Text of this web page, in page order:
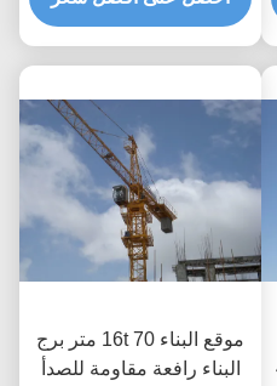
موقع البناء 16t 70 متر برج
البناء رافعة مقاومة للصدأ